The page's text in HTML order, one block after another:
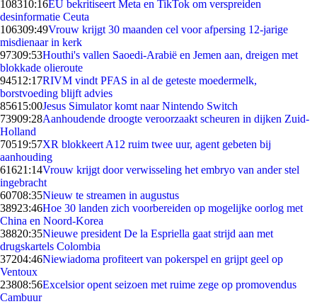
108310:16EU bekritiseert Meta en TikTok om verspreiden
desinformatie Ceuta
106309:49Vrouw krijgt 30 maanden cel voor afpersing 12-jarige
misdienaar in kerk
97309:53Houthi's vallen Saoedi-Arabië en Jemen aan, dreigen met
blokkade olieroute
94512:17RIVM vindt PFAS in al de geteste moedermelk,
borstvoeding blijft advies
85615:00Jesus Simulator komt naar Nintendo Switch
73909:28Aanhoudende droogte veroorzaakt scheuren in dijken Zuid-
Holland
70519:57XR blokkeert A12 ruim twee uur, agent gebeten bij
aanhouding
61621:14Vrouw krijgt door verwisseling het embryo van ander stel
ingebracht
60708:35Nieuw te streamen in augustus
38923:46Hoe 30 landen zich voorbereiden op mogelijke oorlog met
China en Noord-Korea
38820:35Nieuwe president De la Espriella gaat strijd aan met
drugskartels Colombia
37204:46Niewiadoma profiteert van pokerspel en grijpt geel op
Ventoux
23808:56Excelsior opent seizoen met ruime zege op promovendus
Cambuur